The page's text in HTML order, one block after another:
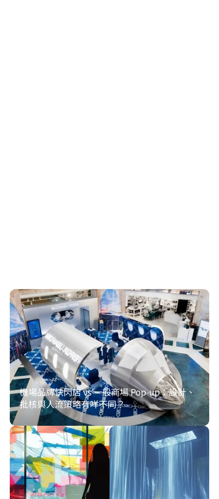
掌握全球機場店舖最新動態
機場品牌快閃店 vs 一般商場 Pop-up：設計、
批核與人流策略有咩不同？